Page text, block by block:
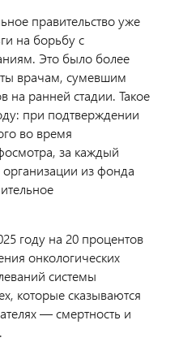
правительство уже
на борьбу с
Это было более
врачам, сумевшим
на ранней стадии. Такое
при подтверждении
во время
за каждый
из фонда
году на 20 процентов
онкологических
системы
которые сказываются
— смертность и